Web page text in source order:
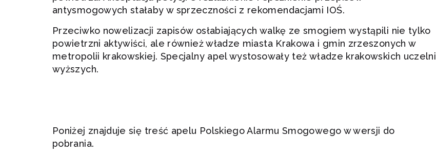
antysmogowych stałaby w sprzeczności z rekomendacjami IOŚ.
Przeciwko nowelizacji zapisów osłabiających walkę ze smogiem wystąpili nie tylko
powietrzni aktywiści, ale również władze miasta Krakowa i gmin zrzeszonych w
metropolii krakowskiej. Specjalny apel wystosowały też władze krakowskich uczelni
wyższych.
Poniżej znajduje się treść apelu Polskiego Alarmu Smogowego w wersji do
pobrania.